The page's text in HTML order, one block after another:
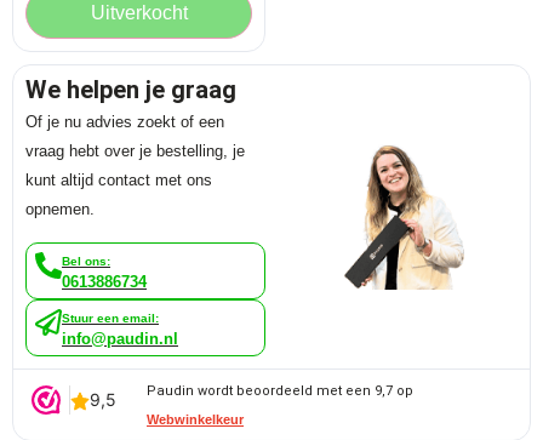
Uitverkocht
We helpen je graag
Of je nu advies zoekt of een
vraag hebt over je bestelling, je
kunt altijd contact met ons
opnemen.
Bel ons:
0613886734
Stuur een email:
info@paudin.nl
Paudin wordt beoordeeld met een 9,7 op
Webwinkelkeur